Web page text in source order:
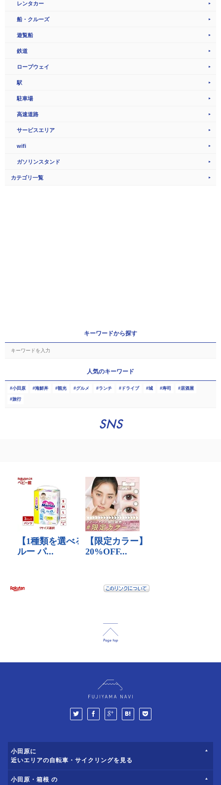
レンタカー
船・クルーズ
遊覧船
鉄道
ロープウェイ
駅
駐車場
高速道路
サービスエリア
wifi
ガソリンスタンド
カテゴリ一覧
キーワードから探す
人気のキーワード
小田原 海鮮丼 観光 グルメ ランチ ドライブ 城 寿司 居酒屋
旅行
SNS
小田原に
近いエリアの自転車・サイクリングを見る
小田原・箱根 の